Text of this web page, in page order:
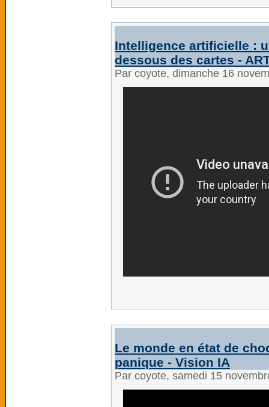
Intelligence artificielle :
dessous des cartes -
Par coyote, dimanche 16
Le monde en état de
panique - Vision IA
Par coyote, samedi 15